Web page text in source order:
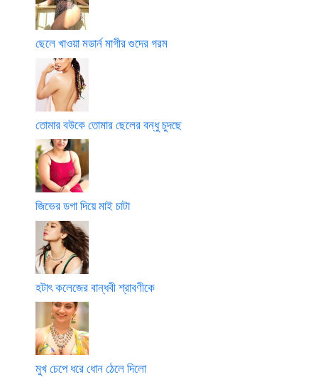
ছেলে খাওয়া মডার্ন মাগীর গুদের গরম
তোমার বউকে তোমার ছেলের বন্ধু চুদছে
জিভের ডগা দিয়ে মাই চাটা
হটাৎ কলেজের বান্ধবী শ্রাবণীকে
মুখ চেপে ধরে ধোন ঠেলে দিলো